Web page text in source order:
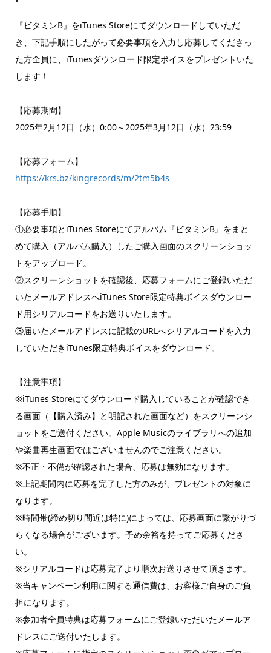
『ビタミンB』をiTunes Storeにてダウンロードしていただ
き、下記手順にしたがって必要事項を入力し応募してくださっ
た方全員に、iTunesダウンロード限定ボイスをプレゼントいた
します！
【応募期間】
2025年2月12日（水）0:00～2025年3月12日（水）23:59
【応募フォーム】
https://krs.bz/kingrecords/m/2tm5b4s
【応募手順】
①必要事項とiTunes Storeにてアルバム『ビタミンB』をまと
めて購入（アルバム購入）したご購入画面のスクリーンショッ
トをアップロード。
②スクリーンショットを確認後、応募フォームにご登録いただ
いたメールアドレスへiTunes Store限定特典ボイスダウンロー
ド用シリアルコードをお送りいたします。
③届いたメールアドレスに記載のURLへシリアルコードを入力
していただきiTunes限定特典ボイスをダウンロード。
【注意事項】
※iTunes Storeにてダウンロード購入していることが確認でき
る画面（【購入済み】と明記された画面など）をスクリーンシ
ョットをご送付ください。Apple Musicのライブラリへの追加
や楽曲再生画面ではございませんのでご注意ください。
※不正・不備が確認された場合、応募は無効になります。
※上記期間内に応募を完了した方のみが、プレゼントの対象に
なります。
※時間帯(締め切り間近は特に)によっては、応募画面に繋がりづ
らくなる場合がございます。予め余裕を持ってご応募くださ
い。
※シリアルコードは応募完了より順次お送りさせて頂きます。
※当キャンペーン利用に関する通信費は、お客様ご自身のご負
担になります。
※参加者全員特典は応募フォームにご登録いただいたメールア
ドレスにご送付いたします。